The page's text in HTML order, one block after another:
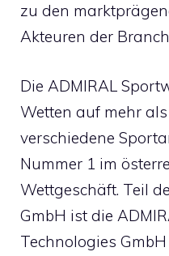
zu den
Akteuren der
Die ADMIRAL
Wetten auf mehr
verschiedene
Nummer 1 im
Wettgeschäft. Teil
GmbH ist die
Technologies